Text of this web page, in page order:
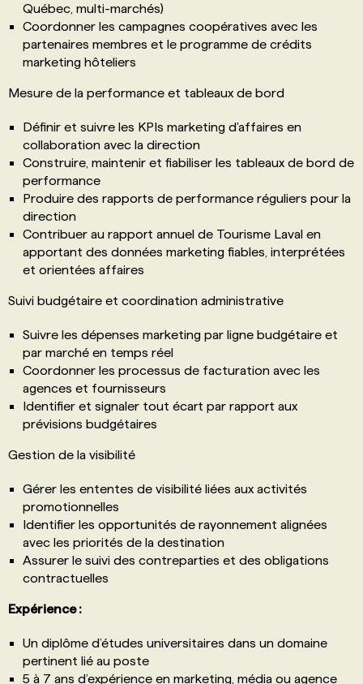
Québec, multi-marchés)
Coordonner les campagnes coopératives avec les
partenaires membres et le programme de crédits
marketing hôteliers
Mesure de la performance et tableaux de bord
Définir et suivre les KPIs marketing d'affaires en
collaboration avec la direction
Construire, maintenir et fiabiliser les tableaux de bord de
performance
Produire des rapports de performance réguliers pour la
direction
Contribuer au rapport annuel de Tourisme Laval en
apportant des données marketing fiables, interprétées
et orientées affaires
Suivi budgétaire et coordination administrative
Suivre les dépenses marketing par ligne budgétaire et
par marché en temps réel
Coordonner les processus de facturation avec les
agences et fournisseurs
Identifier et signaler tout écart par rapport aux
prévisions budgétaires
Gestion de la visibilité
Gérer les ententes de visibilité liées aux activités
promotionnelles
Identifier les opportunités de rayonnement alignées
avec les priorités de la destination
Assurer le suivi des contreparties et des obligations
contractuelles
Expérience :
Un diplôme d’études universitaires dans un domaine
pertinent lié au poste
5 à 7 ans d’expérience en marketing, média ou agence